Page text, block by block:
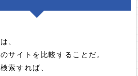
、
サイトを比較することだ。
索すれば、